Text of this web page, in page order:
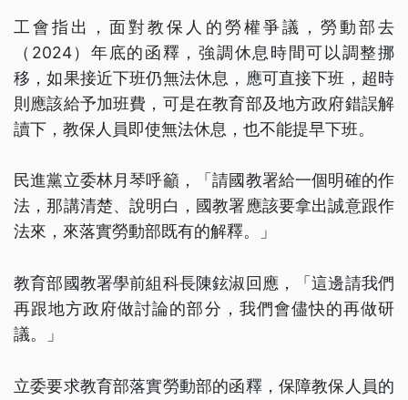
工會指出，面對教保人的勞權爭議，勞動部去
（2024）年底的函釋，強調休息時間可以調整挪
移，如果接近下班仍無法休息，應可直接下班，超時
則應該給予加班費，可是在教育部及地方政府錯誤解
讀下，教保人員即使無法休息，也不能提早下班。
民進黨立委林月琴呼籲，「請國教署給一個明確的作
法，那講清楚、說明白，國教署應該要拿出誠意跟作
法來，來落實勞動部既有的解釋。」
教育部國教署學前組科長陳鉉淑回應，「這邊請我們
再跟地方政府做討論的部分，我們會儘快的再做研
議。」
立委要求教育部落實勞動部的函釋，保障教保人員的